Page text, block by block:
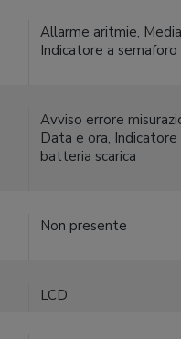
Allarme aritmie,
Indicatore a semaforo
Avviso errore
Data e ora, Indicatore
batteria scarica
Non presente
LCD